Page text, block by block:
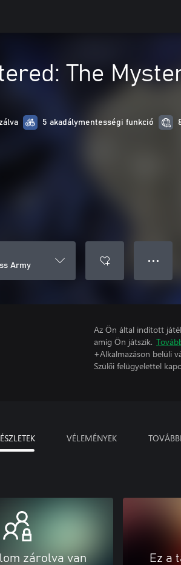
The
5 akadálymentességi funkció
Army
● ● ●
Az Ön által indított
amíg Ön játszik.
+Alkalmazáson belüli
Szülői felügyelettel
VÉLEMÉNYEK
zárolva van Ez a